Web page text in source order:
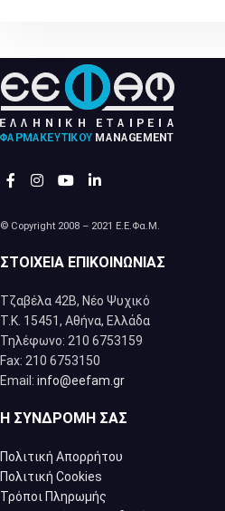
© Copyright 2008 – 2021 Ε.Ε.Φα.Μ.
ΣΤΟΙΧΕΊΑ ΕΠΙΚΟΙΝΩΝΊΑΣ
Τζαβέλα 42Β, Νέο Ψυχικό
Τ.Κ. 15451, Αθήνα, Eλλάδα
Τηλέφωνο: 210 6753159
Fax: 210 6753150
Email: info@eefam.gr
Η ΣΥΝΔΡΟΜΉ ΣΑΣ
Πολιτική Απορρήτου
Πολιτική Cookies
Τρόποι Πληρωμής